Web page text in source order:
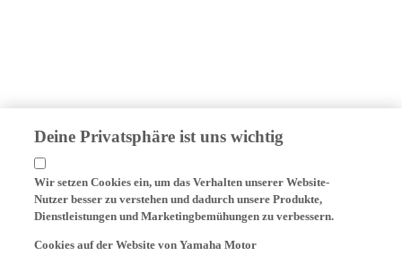
Deine Privatsphäre ist uns wichtig
Nutzer besser zu verstehen und dadurch unsere Produkte,
Dienstleistungen und Marketingbemühungen zu verbessern.